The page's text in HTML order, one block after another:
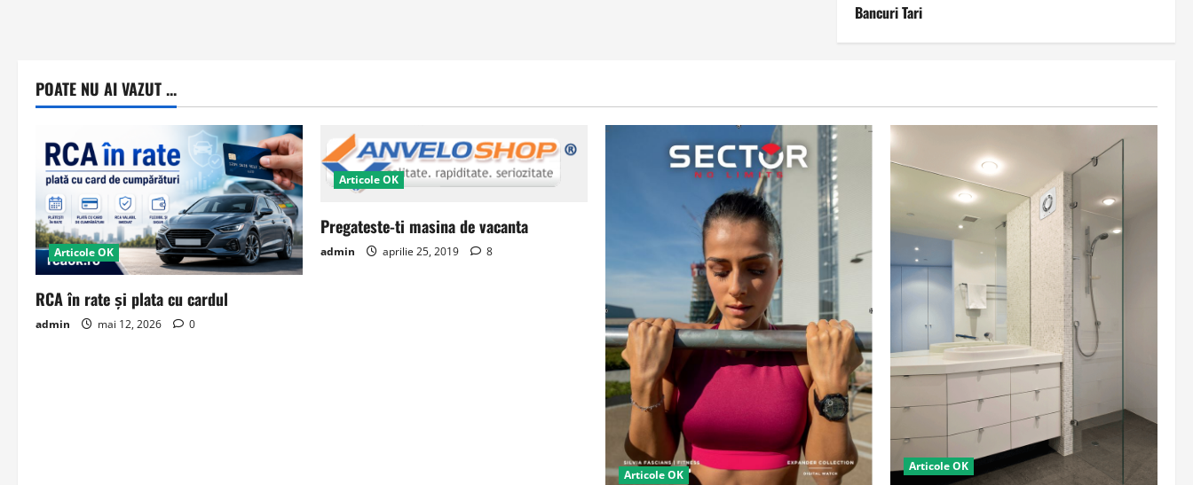
Bancuri Tari
POATE NU AI VAZUT ...
Articole OK
RCA în rate și plata cu cardul
admin mai 12, 2026 0
Articole OK
Pregateste-ti masina de vacanta
admin aprilie 25, 2019 8
Articole OK
Articole OK